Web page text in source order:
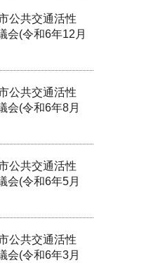
公共交通活性
会(令和6年12月
公共交通活性
会(令和6年8月
公共交通活性
会(令和6年5月
公共交通活性
会(令和6年3月